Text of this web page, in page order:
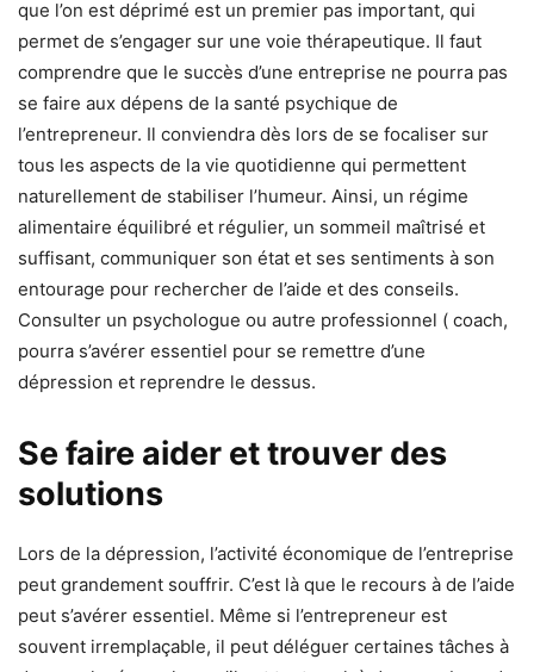
que l’on est déprimé est un premier pas important, qui
permet de s’engager sur une voie thérapeutique. Il faut
comprendre que le succès d’une entreprise ne pourra pas
se faire aux dépens de la santé psychique de
l’entrepreneur. Il conviendra dès lors de se focaliser sur
tous les aspects de la vie quotidienne qui permettent
naturellement de stabiliser l’humeur. Ainsi, un régime
alimentaire équilibré et régulier, un sommeil maîtrisé et
suffisant, communiquer son état et ses sentiments à son
entourage pour rechercher de l’aide et des conseils.
Consulter un psychologue ou autre professionnel ( coach,
pourra s’avérer essentiel pour se remettre d’une
dépression et reprendre le dessus.
Se faire aider et trouver des
solutions
Lors de la dépression, l’activité économique de l’entreprise
peut grandement souffrir. C’est là que le recours à de l’aide
peut s’avérer essentiel. Même si l’entrepreneur est
souvent irremplaçable, il peut déléguer certaines tâches à